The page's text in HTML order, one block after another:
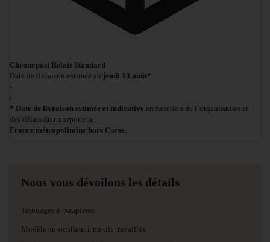
Chronopost Relais Standard
Date de livraison estimée au jeudi 13 août*
›
i
* Date de livraison estimée et indicative en fonction de l’organisation et
des délais du transporteur.
France métropolitaine hors Corse.
Nous vous dévoilons les détails
Tatouages à paupières
Modèle autocollant à motifs travaillés.